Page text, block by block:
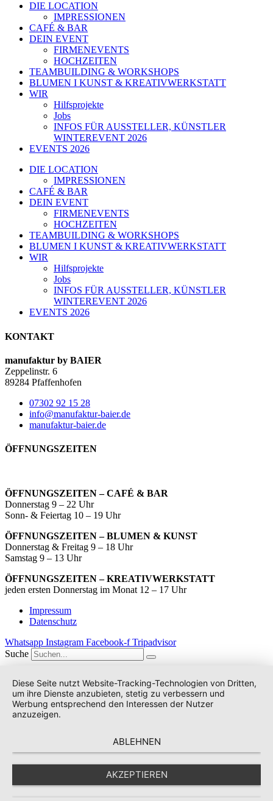
DIE LOCATION
IMPRESSIONEN
CAFÉ & BAR
DEIN EVENT
FIRMENEVENTS
HOCHZEITEN
TEAMBUILDING & WORKSHOPS
BLUMEN I KUNST & KREATIVWERKSTATT
WIR
Hilfsprojekte
Jobs
INFOS FÜR AUSSTELLER, KÜNSTLER
WINTEREVENT 2026
EVENTS 2026
DIE LOCATION
IMPRESSIONEN
CAFÉ & BAR
DEIN EVENT
FIRMENEVENTS
HOCHZEITEN
TEAMBUILDING & WORKSHOPS
BLUMEN I KUNST & KREATIVWERKSTATT
WIR
Hilfsprojekte
Jobs
INFOS FÜR AUSSTELLER, KÜNSTLER
WINTEREVENT 2026
EVENTS 2026
KONTAKT
manufaktur by BAIER
Zeppelinstr. 6
89284 Pfaffenhofen
07302 92 15 28
info@manufaktur-baier.de
manufaktur-baier.de
ÖFFNUNGSZEITEN
ÖFFNUNGSZEITEN – CAFÉ & BAR
Donnerstag 9 – 22 Uhr
Sonn- & Feiertag 10 – 19 Uhr
ÖFFNUNGSZEITEN – BLUMEN & KUNST
Donnerstag & Freitag 9 – 18 Uhr
Samstag 9 – 13 Uhr
ÖFFNUNGSZEITEN – KREATIVWERKSTATT
jeden ersten Donnerstag im Monat 12 – 17 Uhr
Impressum
Datenschutz
Whatsapp Instagram Facebook-f Tripadvisor
Suche
Diese Seite nutzt Website-Tracking-Technologien von Dritten,
um ihre Dienste anzubieten, stetig zu verbessern und
Werbung entsprechend den Interessen der Nutzer
anzuzeigen.
ABLEHNEN
AKZEPTIEREN